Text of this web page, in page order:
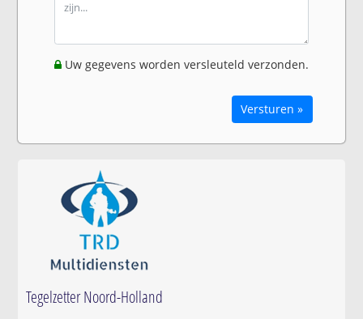
Uw gegevens worden versleuteld verzonden.
Versturen »
Tegelzetter Noord-Holland